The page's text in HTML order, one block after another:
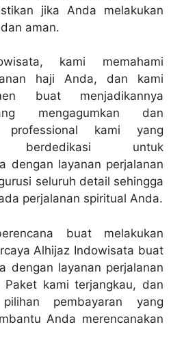
jika Anda melakukan
aman.
kami memahami
haji Anda, dan kami
buat menjadikannya
mengagumkan dan
professional kami yang
berdedikasi untuk
dengan layanan perjalanan
seluruh detail sehingga
perjalanan spiritual Anda.
buat melakukan
Alhijaz Indowisata buat
dengan layanan perjalanan
kami terjangkau, dan
pembayaran yang
Anda merencanakan